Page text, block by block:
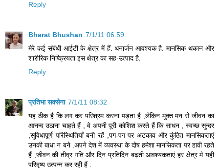
Reply
Bharat Bhushan 7/1/11 06:59
मेरे कई संबंधी आईटी के क्षेत्र में हैं. धनार्जन आवश्यक है. मानसिक थकान और
शारीरिक निष्क्रियता इस क्षेत्र का सह-उत्पाद है.
Reply
प्रतिभा सक्सेना 7/1/11 08:32
यह ठीक है कि लग कर परिश्रम करना पड़ता है ,लेकिन मुक्त मन से जीवन का
आनन्द उठाना चाहते हैं , वे अपनी पूरी कोशिश करते हैं कि साधन , स्वच्छ सुन्दर
,सुविधापूर्ण परिस्थितियाँ बनी रहें ,पग-पग पर अटकाव और कुंठित मानसिकताएं
उनकी बाधा न बने .अपने देश में व्यवस्था के दोष हमेशा मानसिकता पर हावी रहते
हैं ,जीवन की तीव्र गति और दिन प्रतिदिन बढ़ती आवश्यकताएं हर क्षेत्र मे यही
परिदृष्य उत्पन्न कर रही हैं .